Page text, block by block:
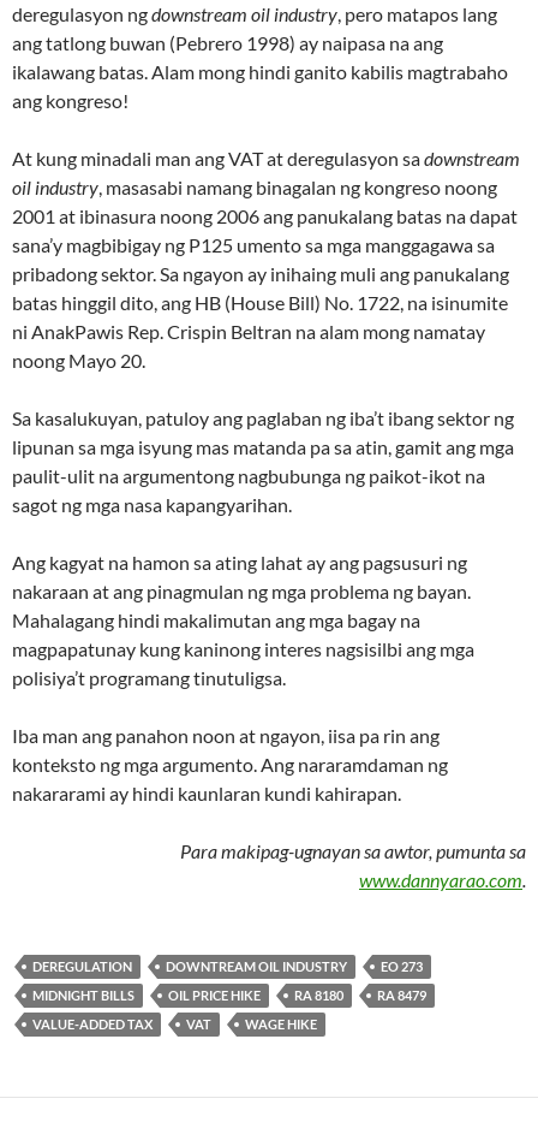
deregulasyon ngdownstream oil industry, pero matapos lang
ang tatlong buwan (Pebrero 1998) ay naipasa na ang
ikalawang batas. Alam mong hindi ganito kabilis magtrabaho
ang kongreso!
At kung minadali man ang VAT at deregulasyon sadownstream
oil industry, masasabi namang binagalan ng kongreso noong
2001 at ibinasura noong 2006 ang panukalang batas na dapat
sana’y magbibigay ng P125 umento sa mga manggagawa sa
pribadong sektor. Sa ngayon ay inihaing muli ang panukalang
batas hinggil dito, ang HB (House Bill) No. 1722, na isinumite
ni AnakPawis Rep. Crispin Beltran na alam mong namatay
noong Mayo 20.
Sa kasalukuyan, patuloy ang paglaban ng iba’t ibang sektor ng
lipunan sa mga isyung mas matanda pa sa atin, gamit ang mga
paulit-ulit na argumentong nagbubunga ng paikot-ikot na
sagot ng mga nasa kapangyarihan.
Ang kagyat na hamon sa ating lahat ay ang pagsusuri ng
nakaraan at ang pinagmulan ng mga problema ng bayan.
Mahalagang hindi makalimutan ang mga bagay na
magpapatunay kung kaninong interes nagsisilbi ang mga
polisiya’t programang tinutuligsa.
Iba man ang panahon noon at ngayon, iisa pa rin ang
konteksto ng mga argumento. Ang nararamdaman ng
nakararami ay hindi kaunlaran kundi kahirapan.
Para makipag-ugnayan sa awtor, pumunta sa
www.dannyarao.com.
DEREGULATION DOWNTREAM OIL INDUSTRY
EO 273
MIDNIGHT BILLS
OIL PRICE HIKE RA 8180
RA 8479
VALUE-ADDED TAX
VAT WAGE HIKE